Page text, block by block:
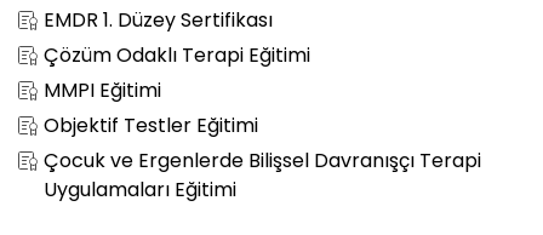
EMDR 1. Düzey Sertifikası
Çözüm Odaklı Terapi Eğitimi
MMPI Eğitimi
Objektif Testler Eğitimi
Çocuk ve Ergenlerde Bilişsel Davranışçı Terapi
Uygulamaları Eğitimi